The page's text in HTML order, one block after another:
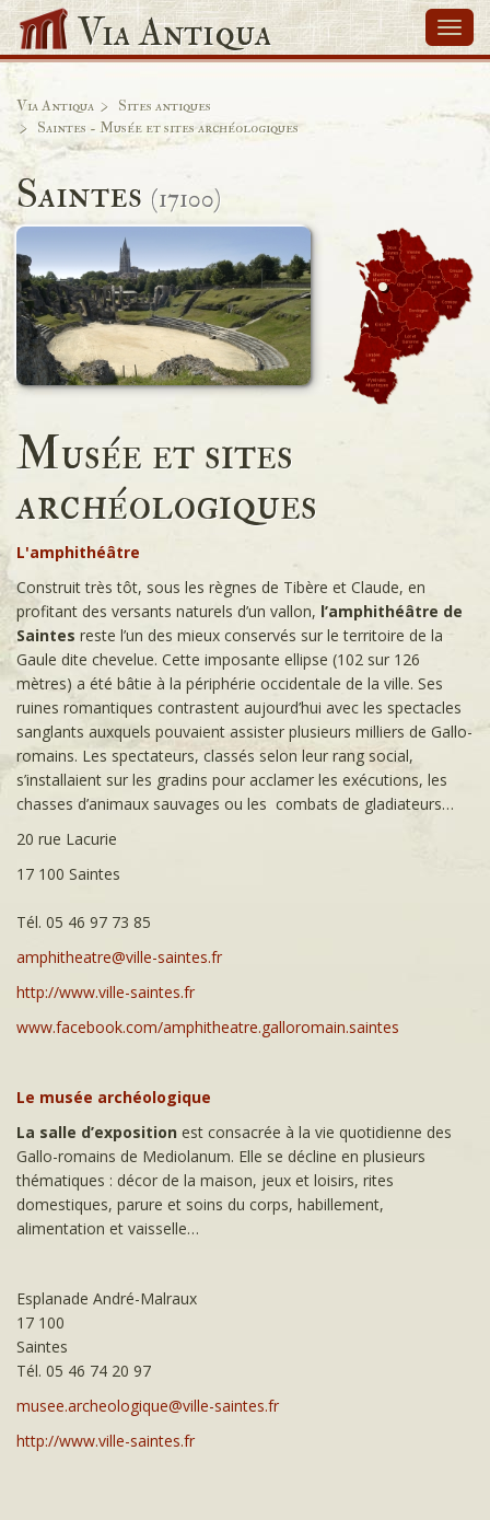
Via Antiqua
Via Antiqua
Sites antiques
Saintes - Musée et sites archéologiques
Saintes (17100)
Musée et sites
archéologiques
L'amphithéâtre
Construit très tôt, sous les règnes de Tibère et Claude, en
profitant des versants naturels d’un vallon, l’amphithéâtre de
Saintes reste l’un des mieux conservés sur le territoire de la
Gaule dite chevelue. Cette imposante ellipse (102 sur 126
mètres) a été bâtie à la périphérie occidentale de la ville. Ses
ruines romantiques contrastent aujourd’hui avec les spectacles
sanglants auxquels pouvaient assister plusieurs milliers de Gallo-
romains. Les spectateurs, classés selon leur rang social,
s’installaient sur les gradins pour acclamer les exécutions, les
chasses d’animaux sauvages ou les combats de gladiateurs…
20 rue Lacurie
17 100 Saintes
Tél. 05 46 97 73 85
amphitheatre@ville-saintes.fr
http://www.ville-saintes.fr
www.facebook.com/amphitheatre.galloromain.saintes
Le musée archéologique
La salle d’exposition est consacrée à la vie quotidienne des
Gallo-romains de Mediolanum. Elle se décline en plusieurs
thématiques : décor de la maison, jeux et loisirs, rites
domestiques, parure et soins du corps, habillement,
alimentation et vaisselle…
Esplanade André-Malraux
17 100
Tél. 05 46 74 20 97
musee.archeologique@ville-saintes.fr
http://www.ville-saintes.fr